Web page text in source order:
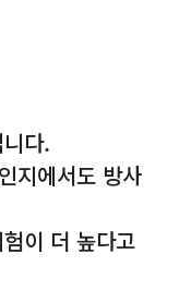
다.
지에서도 방사
이 더 높다고